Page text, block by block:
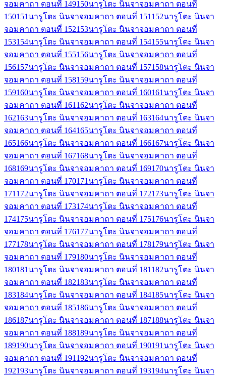
จอมคาถา ตอนที่ 149150นารูโตะ นินจาจอมคาถา ตอนที่
150151 นารูโตะ นินจาจอมคาถา ตอนที่ 151 152นารูโตะ นินจา
จอมคาถา ตอนที่ 152153นารูโตะ นินจาจอมคาถา ตอนที่
153154นารูโตะ นินจาจอมคาถา ตอนที่ 154155นารูโตะ นินจา
จอมคาถา ตอนที่ 155156นารูโตะ นินจาจอมคาถา ตอนที่
156157นารูโตะ นินจาจอมคาถา ตอนที่ 157158นารูโตะ นินจา
จอมคาถา ตอนที่ 158159นารูโตะ นินจาจอมคาถา ตอนที่
159160นารูโตะ นินจาจอมคาถา ตอนที่ 160161 นารูโตะ นินจา
จอมคาถา ตอนที่ 161 162นารูโตะ นินจาจอมคาถา ตอนที่
162163นารูโตะ นินจาจอมคาถา ตอนที่ 163164นารูโตะ นินจา
จอมคาถา ตอนที่ 164165นารูโตะ นินจาจอมคาถา ตอนที่
165166นารูโตะ นินจาจอมคาถา ตอนที่ 166167นารูโตะ นินจา
จอมคาถา ตอนที่ 167168นารูโตะ นินจาจอมคาถา ตอนที่
168169นารูโตะ นินจาจอมคาถา ตอนที่ 169170นารูโตะ นินจา
จอมคาถา ตอนที่ 170171 นารูโตะ นินจาจอมคาถา ตอนที่
171 172นารูโตะ นินจาจอมคาถา ตอนที่ 172173นารูโตะ นินจา
จอมคาถา ตอนที่ 173174นารูโตะ นินจาจอมคาถา ตอนที่
174175นารูโตะ นินจาจอมคาถา ตอนที่ 175176นารูโตะ นินจา
จอมคาถา ตอนที่ 176177นารูโตะ นินจาจอมคาถา ตอนที่
177178นารูโตะ นินจาจอมคาถา ตอนที่ 178179นารูโตะ นินจา
จอมคาถา ตอนที่ 179180นารูโตะ นินจาจอมคาถา ตอนที่
180181 นารูโตะ นินจาจอมคาถา ตอนที่ 181 182นารูโตะ นินจา
จอมคาถา ตอนที่ 182183นารูโตะ นินจาจอมคาถา ตอนที่
183184นารูโตะ นินจาจอมคาถา ตอนที่ 184185นารูโตะ นินจา
จอมคาถา ตอนที่ 185186นารูโตะ นินจาจอมคาถา ตอนที่
186187นารูโตะ นินจาจอมคาถา ตอนที่ 187188นารูโตะ นินจา
จอมคาถา ตอนที่ 188189นารูโตะ นินจาจอมคาถา ตอนที่
189190นารูโตะ นินจาจอมคาถา ตอนที่ 190191 นารูโตะ นินจา
จอมคาถา ตอนที่ 191 192นารูโตะ นินจาจอมคาถา ตอนที่
192193นารูโตะ นินจาจอมคาถา ตอนที่ 193194นารูโตะ นินจา